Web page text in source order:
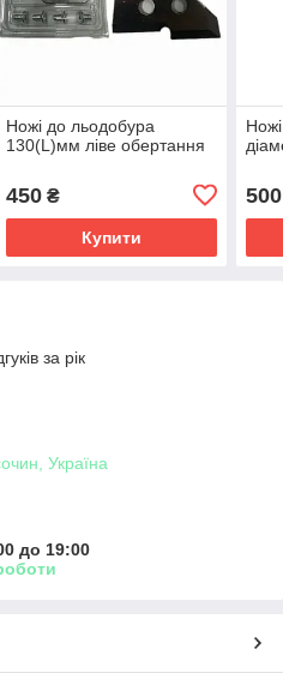
Ножі до льодобура
130(L)мм ліве обертання
450₴
Купити
500
за рік
Україна
до 19:00